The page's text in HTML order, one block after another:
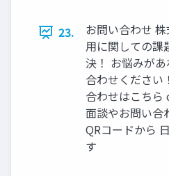
23.
お問い合わせ
用に関しての課
決！ お悩みが
合わせください
合わせはこちら
面談やお問い合
QRコードから
す